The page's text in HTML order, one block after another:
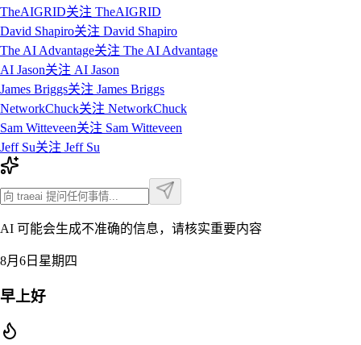
TheAIGRID关注 TheAIGRID
David Shapiro关注 David Shapiro
The AI Advantage关注 The AI Advantage
AI Jason关注 AI Jason
James Briggs关注 James Briggs
NetworkChuck关注 NetworkChuck
Sam Witteveen关注 Sam Witteveen
Jeff Su关注 Jeff Su
AI 可能会生成不准确的信息，请核实重要内容
8月6日星期四
早上好